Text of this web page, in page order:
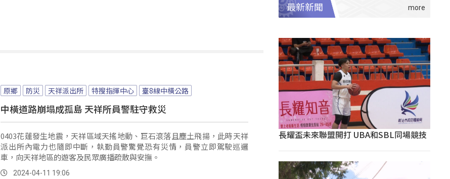
原鄉 防災 天祥派出所 特搜指揮中心 臺8線中橫公路
中橫道路崩塌成孤島 天祥所員警駐守救災
0403花蓮發生地震，天祥區域天搖地動、巨石滾落且塵土飛揚，此時天祥
派出所內電力也隨即中斷，執勤員警驚覺恐有災情，員警立即駕駛巡邏
車，向天祥地區的遊客及民眾廣播疏散與安撫。
2024-04-11 19:06
最新新聞
長耀盃未來聯盟開打 UBA和SBL同場競技